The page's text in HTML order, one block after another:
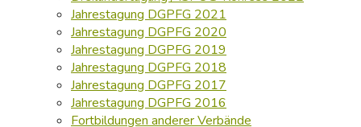
Jahrestagung DGPFG 2021
Jahrestagung DGPFG 2020
Jahrestagung DGPFG 2019
Jahrestagung DGPFG 2018
Jahrestagung DGPFG 2017
Jahrestagung DGPFG 2016
Fortbildungen anderer Verbände